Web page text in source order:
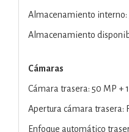
Almacenamiento interno:
Almacenamiento
Cámaras
Cámara trasera: 50 MP +
Apertura cámara trasera:
Enfoque automático